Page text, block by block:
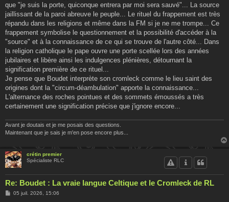
que "je suis la porte, quiconque entrera par moi sera sauvé"... La source
jaillissant de la paroi abreuve le peuple... Le rituel du frappement est très
répandu dans les religions et même dans la FM si je ne me trompe... Ce
frappement symbolise le questionnement et la possibilité d'accéder à la
"source" et à la connaissance de ce qui se trouve de l'autre côté... Dans
la religion catholique le pape ouvre une porte scellée lors des années
jubilaires et libère ainsi les indulgences plénières, détournant la
signification première de ce rituel...
Je pense que Boudet interprète son cromleck comme le lieu saint des
origines dont la "circum-déambulation" apporte la connaissance...
L'alternance des roches pointues et des sommets émoussés a très
certainement une signification précise que j'ignore encore...
Avant je doutais et je me posais des questions.
Maintenant que je sais je m'en pose encore plus...
crétin premier
Spécialiste RLC
Re: Boudet : La vraie langue Celtique et le Cromleck de RL
M05 juil. 2026, 15:06